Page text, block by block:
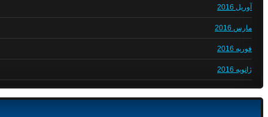
آوریل 2016
مارس 2016
فوریه 2016
ژانویه 2016